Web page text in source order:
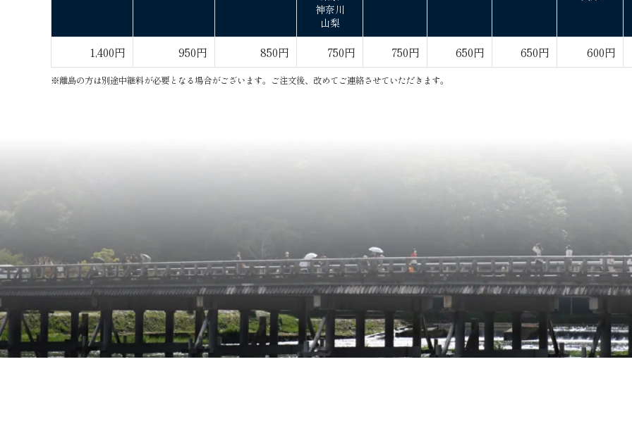
神奈川
山梨
1,400円 950円 850円 750円 750円 650円 650円 600円
※離島の方は別途中継料が必要となる場合がございます。ご注文後、改めてご連絡させていただ き ま す 。